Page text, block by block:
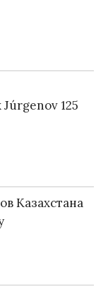
125
Казахстана